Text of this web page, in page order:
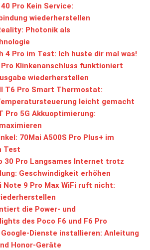
Pro Kein Service:
wiederherstellen
Photonik als
4 Pro im Test: Ich huste dir mal was!
Klinkenanschluss funktioniert
wiederherstellen
T6 Pro Smart Thermostat:
leicht gemacht
Pro 5G Akkuoptimierung:
70Mai A500S Pro Plus+ im
Test
30 Pro Langsames Internet trotz
Geschwindigkeit erhöhen
Note 9 Pro Max WiFi ruft nicht:
die Power- und
des Poco F6 und F6 Pro
Google-Dienste installieren: Anleitung
Honor-Geräte